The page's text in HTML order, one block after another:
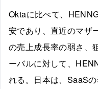
Oktaに比べて、
安であり、直近のマザ
の売上成長率の弱さ、
ーバルに対して、
れる。日本は、SaaS